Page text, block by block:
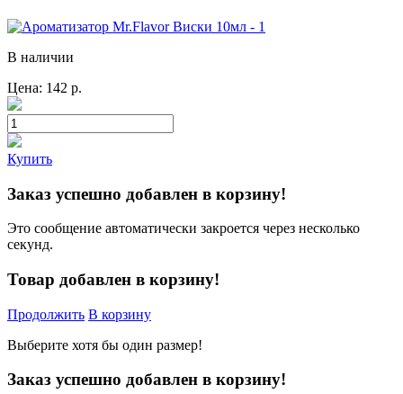
В наличии
Цена: 142 р.
Купить
Заказ успешно добавлен в корзину!
Это сообщение автоматически закроется через несколько
секунд.
Товар добавлен в корзину!
Продолжить В корзину
Выберите хотя бы один размер!
Заказ успешно добавлен в корзину!